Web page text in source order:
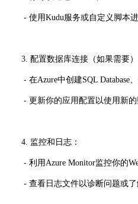
- 使用Kudu服务或自定义脚本进
3. 配置数据库连接（如果需要）
- 在Azure中创建SQL Database、
- 更新你的应用配置以使用新的数
4. 监控和日志：
- 利用Azure Monitor监控你的
- 查看日志文件以诊断问题或了